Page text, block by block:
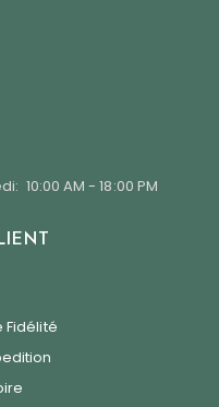
10:00 AM - 18:00 PM